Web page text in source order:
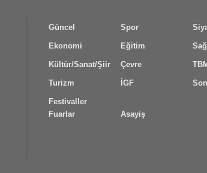
Güncel Spor
Ekonomi Eğitim
Kültür/Sanat/Şiir Çevre
Turizm İGF
Festivaller
Fuarlar
Asayiş